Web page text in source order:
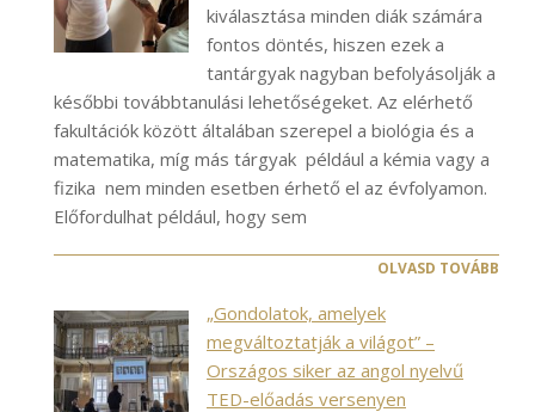
kiválasztása minden diák számára
fontos döntés, hiszen ezek a
tantárgyak nagyban befolyásolják a
későbbi továbbtanulási lehetőségeket. Az elérhető
fakultációk között általában szerepel a biológia és a
matematika, míg más tárgyak például a kémia vagy a
fizika nem minden esetben érhető el az évfolyamon.
Előfordulhat például, hogy sem
OLVASD TOVÁBB
„Gondolatok, amelyek
megváltoztatják a világot” –
Országos siker az angol nyelvű
TED-előadás versenyen